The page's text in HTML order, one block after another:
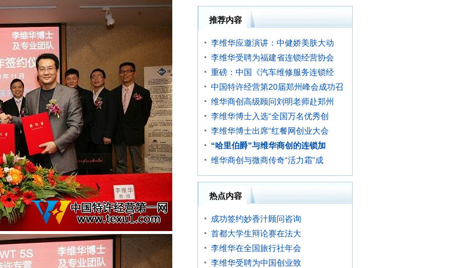
推荐内容
李维华应邀演讲：中健娇美肤大动
李维华受聘为福建省连锁经营协会
重磅：中国《汽车维修服务连锁经
中国特许经营第20届郑州峰会成功召
维华商创高级顾问刘明老师赴郑州
李维华博士入选“全国万名优秀创
李维华博士出席“红餐网创业大会
“哈里伯爵”与维华商创的连锁加
维华商创与微商传奇“活力霜”成
热点内容
成功签约妙香汁顾问咨询
首都大学生辩论赛在法大
李维华在全国旅行社年会
李维华受聘为中国创业致